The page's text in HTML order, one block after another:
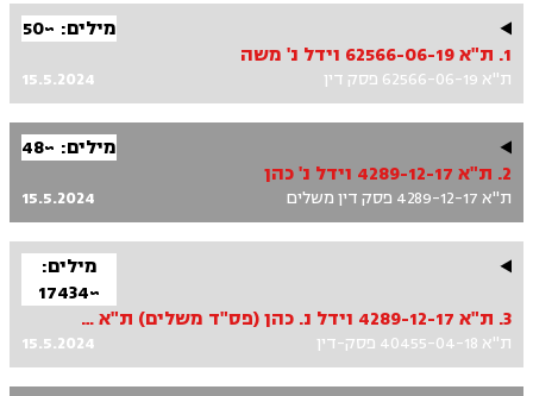
מילים: ~50
1. ת"א 62566-06-19 וידל נ' משה
ת"א 62566-06-19 פסק דין 15.5.2024
מילים: ~48
2. ת"א 4289-12-17 וידל נ' כהן
ת"א 4289-12-17 פסק דין משלים 15.5.2024
מילים:
~17434
3. ת"א 4289-12-17 וידל נ. כהן (פס"ד משלים) ת"א 40455-04-18 וידל נ' משה ת"א 62566-06-19 וידל נ. משה
ת"א 40455-04-18 פסק-דין 15.5.2024